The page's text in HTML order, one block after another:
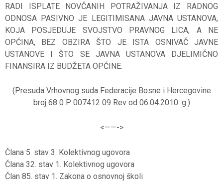
RADI ISPLATE NOVČANIH POTRAŽIVANJA IZ RADNOG
ODNOSA PASIVNO JE LEGITIMISANA JAVNA USTANOVA,
KOJA POSJEDUJE SVOJSTVO PRAVNOG LICA, A NE
OPĆINA, BEZ OBZIRA ŠTO JE ISTA OSNIVAČ JAVNE
USTANOVE I ŠTO SE JAVNA USTANOVA DJELIMIČNO
FINANSIRA IZ BUDŽETA OPĆINE.
(Presuda Vrhovnog suda Federacije Bosne i Hercegovine
broj 68 0 P 007412 09 Rev od 06.04.2010. g.)
<——->
Člana 5. stav 3. Kolektivnog ugovora
Člana 32. stav 1. Kolektivnog ugovora
Član 85. stav 1. Zakona o osnovnoj školi